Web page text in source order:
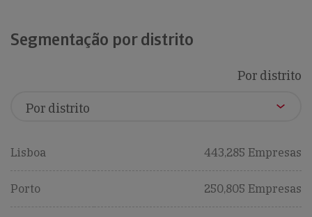
Segmentação por distrito
Por distrito
Lisboa 443,285 Empresas
Porto 250,805 Empresas